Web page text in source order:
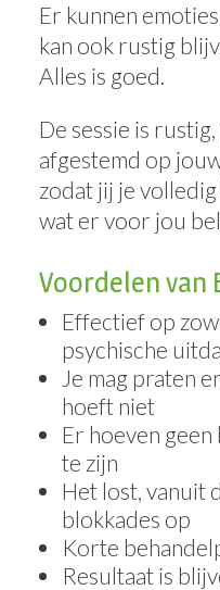
Er kunnen
kan ook rustig
Alles is goed.
De sessie is
afgestemd op
zodat jij je
wat er voor jou
Voordelen
Effectief op
psychische
Je mag praten
hoeft niet
Er hoeven
te zijn
Het lost, vanuit
blokkades op
Korte
Resultaat is